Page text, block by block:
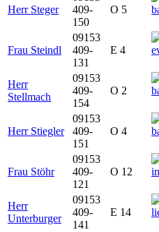
Herr Steger
409-
150
O 5
Frau Steindl
09153
409-
131
E 4
Herr
Stellmach
09153
409-
154
O 2
Herr Stiegler
09153
409-
151
O 4
Frau Stöhr
09153
409-
121
O 12
Herr
Unterburger
09153
409-
141
E 14